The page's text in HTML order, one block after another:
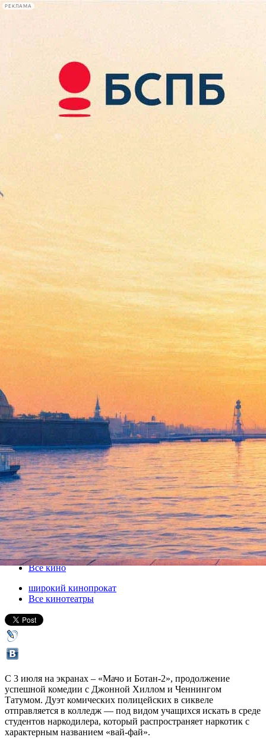
РЕКЛАМА
Сегодня:
2026.08.07
14:45
Афиша Plus
Мачо и Ботан встретятся в
колледже
03 июля 2014, четверг-16 июля 2014, среда
Версия для печати
Все кино
широкий кинопрокат
Все кинотеатры
С 3 июля на экранах – «Мачо и Ботан-2», продолжение
успешной комедии с Джонной Хиллом и Ченнингом
Татумом. Дуэт комических полицейских в сиквеле
отправляется в колледж — под видом учащихся искать в среде
студентов наркодилера, который распространяет наркотик с
характерным названием «вай-фай».